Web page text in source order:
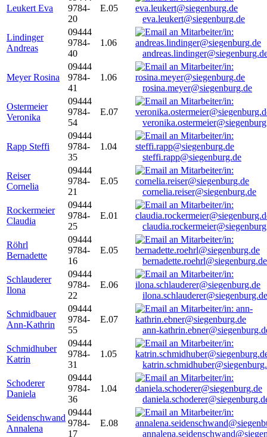
Leukert Eva
9784-
20
E.05
eva.leukert@siegenburg.de
Lindinger
Andreas
09444
9784-
40
1.06
Meyer Rosina
09444
9784-
41
1.06
rosina.meyer@siegenburg.de
Ostermeier
Veronika
09444
9784-
54
E.07
Rapp Steffi
09444
9784-
35
1.04
steffi.rapp@siegenburg.de
Reiser
Cornelia
09444
9784-
21
E.05
cornelia.reiser@siegenburg.de
Rockermeier
Claudia
09444
9784-
25
E.01
Röhrl
Bernadette
09444
9784-
16
E.05
bernadette.roehrl@siegenburg.de
Schlauderer
Ilona
09444
9784-
22
E.06
ilona.schlauderer@siegenburg.de
Schmidbauer
Ann-Kathrin
09444
9784-
55
E.07
ann-
Schmidhuber
Katrin
09444
9784-
31
1.05
Schoderer
Daniela
09444
9784-
36
1.04
Seidenschwand
Annalena
09444
9784-
17
E.08